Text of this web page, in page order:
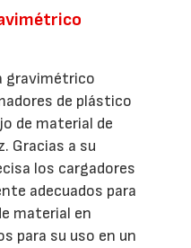
gravimétrico
de plástico
de material de
Gracias a su
los cargadores
adecuados para
material en
para su uso en un